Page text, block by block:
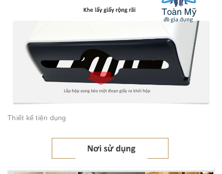
Thiết kế tiện dụng